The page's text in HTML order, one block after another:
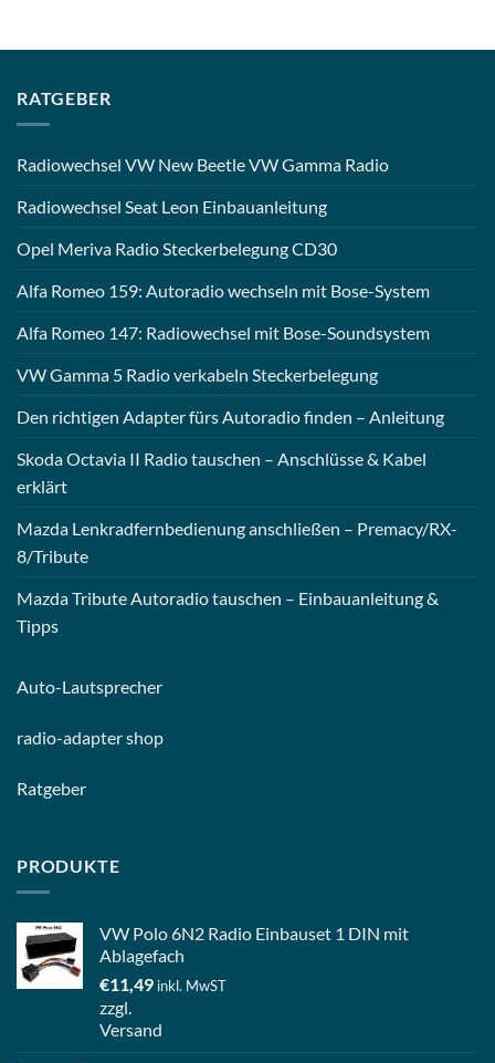
RATGEBER
Radiowechsel VW New Beetle VW Gamma Radio
Radiowechsel Seat Leon Einbauanleitung
Opel Meriva Radio Steckerbelegung CD30
Alfa Romeo 159: Autoradio wechseln mit Bose-System
Alfa Romeo 147: Radiowechsel mit Bose-Soundsystem
VW Gamma 5 Radio verkabeln Steckerbelegung
Den richtigen Adapter fürs Autoradio finden – Anleitung
Skoda Octavia II Radio tauschen – Anschlüsse & Kabel
erklärt
Mazda Lenkradfernbedienung anschließen – Premacy/RX-
8/Tribute
Mazda Tribute Autoradio tauschen – Einbauanleitung &
Tipps
Auto-Lautsprecher
radio-adapter shop
Ratgeber
PRODUKTE
VW Polo 6N2 Radio Einbauset 1 DIN mit
Ablagefach
€11,49 inkl. MwST
zzgl.
Versand